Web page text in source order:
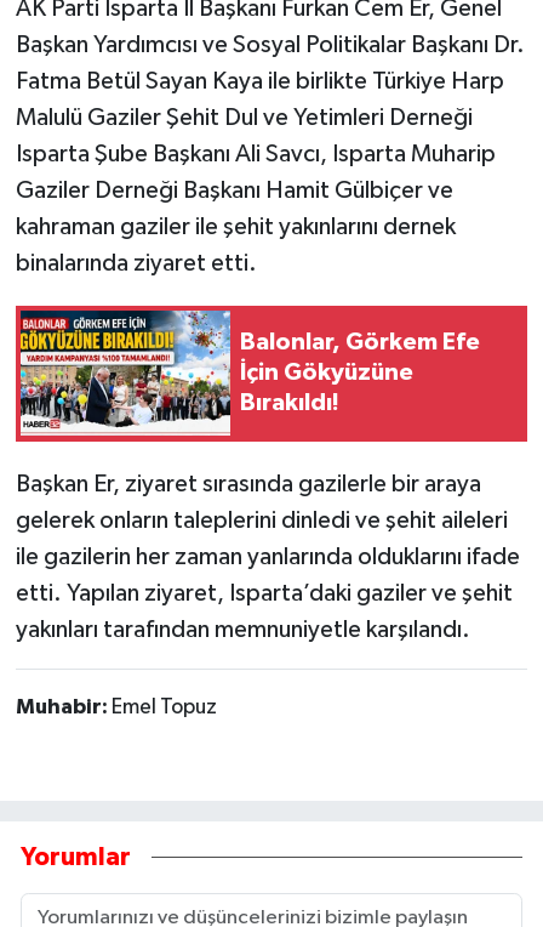
AK Parti Isparta İl Başkanı Furkan Cem Er, Genel
Başkan Yardımcısı ve Sosyal Politikalar Başkanı Dr.
Fatma Betül Sayan Kaya ile birlikte Türkiye Harp
Malulü Gaziler Şehit Dul ve Yetimleri Derneği
Isparta Şube Başkanı Ali Savcı, Isparta Muharip
Gaziler Derneği Başkanı Hamit Gülbiçer ve
kahraman gaziler ile şehit yakınlarını dernek
binalarında ziyaret etti.
Balonlar, Görkem Efe
İçin Gökyüzüne
Bırakıldı!
Başkan Er, ziyaret sırasında gazilerle bir araya
gelerek onların taleplerini dinledi ve şehit aileleri
ile gazilerin her zaman yanlarında olduklarını ifade
etti. Yapılan ziyaret, Isparta’daki gaziler ve şehit
yakınları tarafından memnuniyetle karşılandı.
Muhabir: Emel Topuz
Yorumlar
Tarihi Yapılarımız
Teknoloji
Türkiye
İletişim
Künye